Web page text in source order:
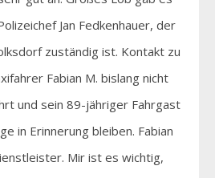
Jan Fedkenhauer, der
zuständig ist. Kontakt zu
Fabian M. bislang nicht
und sein 89-jähriger Fahrgast
in Erinnerung bleiben. Fabian
Mir ist es wichtig,